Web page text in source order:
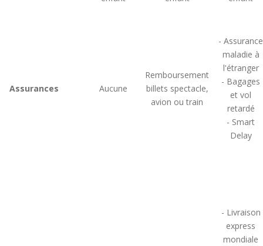
Assurances Aucune
Remboursement
billets spectacle,
avion ou train
- Assurance
maladie à
l'étranger
- Bagages
et vol
retardé
- Smart
Delay
- Livraison
express
mondiale